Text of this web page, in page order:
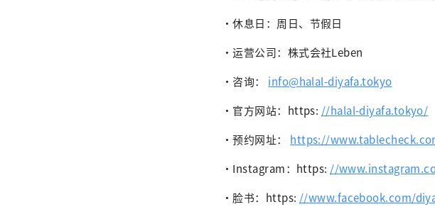
・休息日：周日、节假日
・运营公司：株式会社Leben
・咨询： info@halal-diyafa.tokyo
・官方网站：https: //halal-diyafa.tokyo/
・预约网址： https://
・Instagram：https: //
・脸书：https: //www.facebook.com/